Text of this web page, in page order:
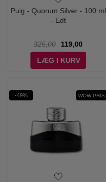
Puig - Quorum Silver - 100 ml
- Edt
325,00
119,00
LÆG I KURV
-49% WOW PRIS